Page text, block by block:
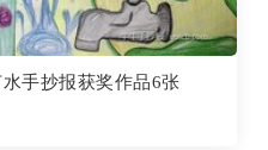
手抄报获奖作品6张